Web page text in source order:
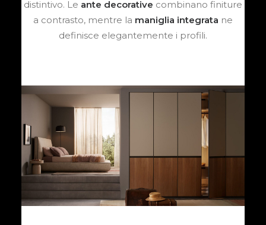
distintivo. Le ante decorative combinano finiture
a contrasto, mentre la maniglia integrata ne
definisce elegantemente i profili.